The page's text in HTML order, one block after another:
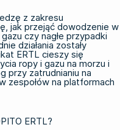
z zakresu
jak przejąć dowodzenie w
czy nagłe przypadki
działania zostały
ERTL cieszy się
ropy i gazu na morzu i
przy zatrudnianiu na
zespołów na platformach
ERTL?